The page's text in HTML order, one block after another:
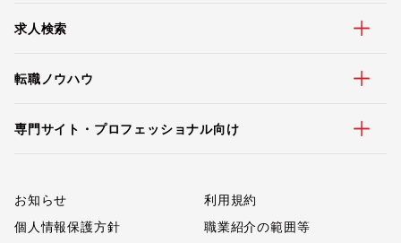
求人検索
転職ノウハウ
専門サイト・プロフェッショナル向け
お知らせ
利用規約
個人情報保護方針
職業紹介の範囲等